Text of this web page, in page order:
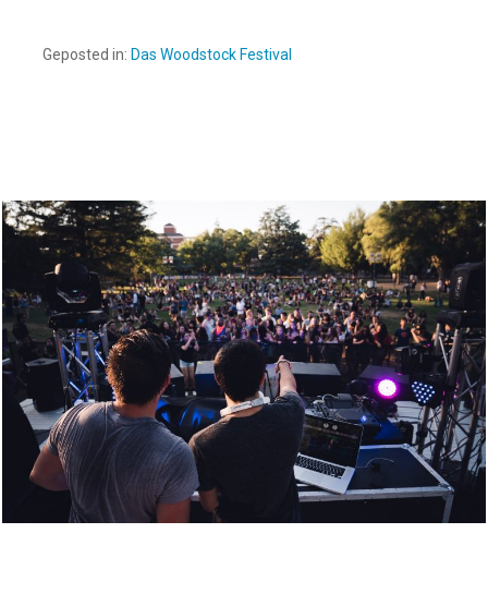
Geposted in: Das Woodstock Festival